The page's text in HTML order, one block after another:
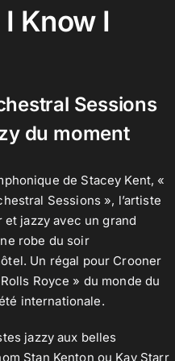
Know I
Sessions
du moment
de Stacey Kent, «
Sessions », l’artiste
jazzy avec un grand
robe du soir
Un régal pour Crooner
Royce » du monde du
internationale.
jazzy aux belles
Stan Kenton ou Kay Starr